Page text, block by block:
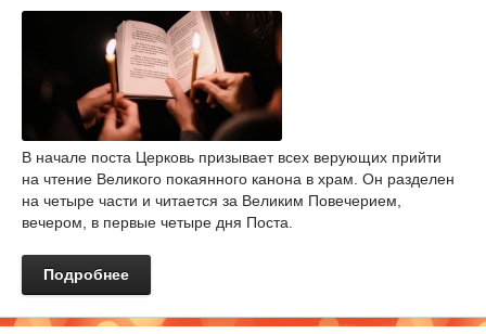
В начале поста Церковь призывает всех верующих прийти
на чтение Великого покаянного канона в храм. Он разделен
на четыре части и читается за Великим Повечерием,
вечером, в первые четыре дня Поста.
Подробнее